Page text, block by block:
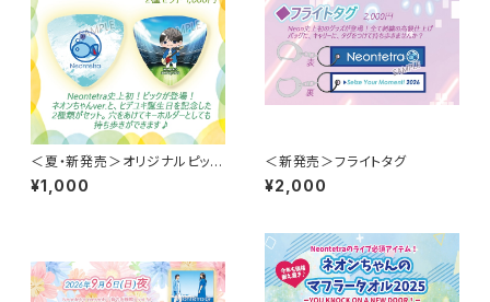
＜夏・新発売＞オリジナルピック
～2種セット～
¥1,000
＜新発売＞フライトタグ
¥2,000